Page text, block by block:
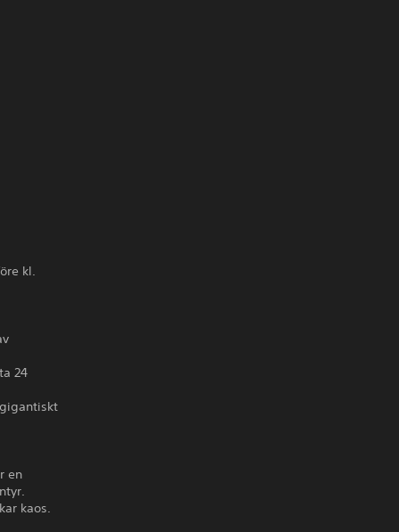
kl.
24
en
kaos.